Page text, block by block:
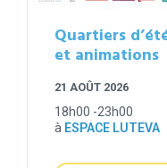
Quartiers
et animations
21 AOÛT 2026
18h00 -23h00
à ESPACE LUTEVA